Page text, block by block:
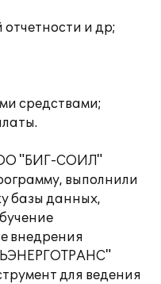
и др;
средствами;
"БИГ-СОИЛ"
выполнили
базы данных,
внедрения
для ведения